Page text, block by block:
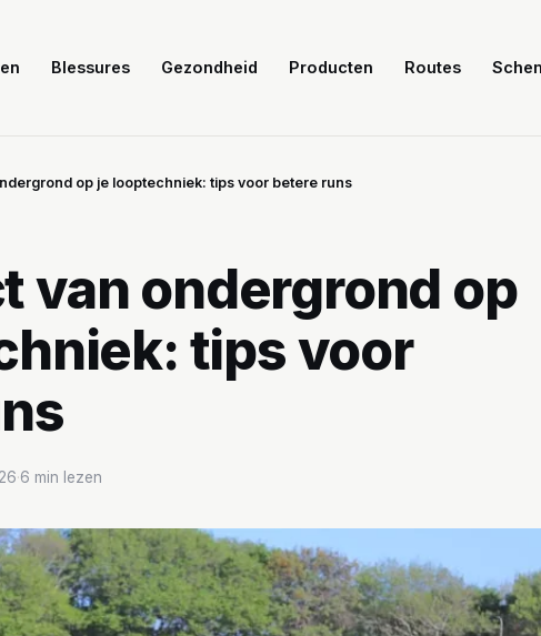
Blessures Gezondheid Producten Routes
op je looptechniek: tips voor betere runs
van ondergrond op
tips voor
·6 min lezen